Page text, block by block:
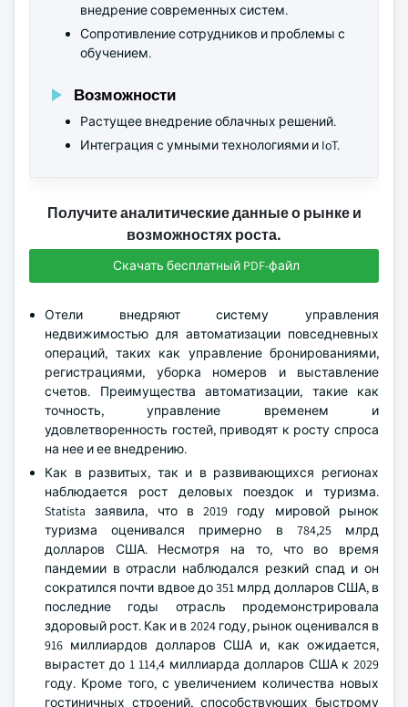
внедрение современных систем.
Сопротивление сотрудников и проблемы с
обучением.
Возможности
Растущее внедрение облачных решений.
Интеграция с умными технологиями и IoT.
Получите аналитические данные о рынке и
возможностях роста.
Скачать бесплатный PDF-файл
Отели внедряют систему управления
недвижимостью для автоматизации повседневных
операций, таких как управление бронированиями,
регистрациями, уборка номеров и выставление
счетов. Преимущества автоматизации, такие как
точность, управление временем и
удовлетворенность гостей, приводят к росту спроса
на нее и ее внедрению.
Как в развитых, так и в развивающихся регионах
наблюдается рост деловых поездок и туризма.
Statista заявила, что в 2019 году мировой рынок
туризма оценивался примерно в 784,25 млрд
долларов США. Несмотря на то, что во время
пандемии в отрасли наблюдался резкий спад и он
сократился почти вдвое до 351 млрд долларов США, в
последние годы отрасль продемонстрировала
здоровый рост. Как и в 2024 году, рынок оценивался в
916 миллиардов долларов США и, как ожидается,
вырастет до 1 114,4 миллиарда долларов США к 2029
году. Кроме того, с увеличением количества новых
гостиничных строений, способствующих быстрому